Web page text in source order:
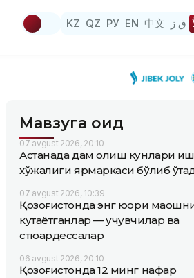
KZ QZ РУ EN 中文 ق ز
Мавзуга оид
07 avgust 2026, 20:10
Астанада дам олиш кунлари
хўжалиги ярмаркаси бўлиб
07 avgust 2026, 10:39
Қозоғистонда энг юқори
кутаётганлар — учувчилар ва
стюардессалар
06 avgust 2026, 20:10
Қозоғистонда 12 минг нафар